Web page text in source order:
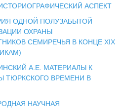
АСПЕКТ
ОДНОЙ ПОЛУЗАБЫТОЙ
ОХРАНЫ
СЕМИРЕЧЬЯ В КОНЦЕ XIX
А.Е. МАТЕРИАЛЫ К
ТЮРКСКОГО ВРЕМЕНИ В
НАУЧНАЯ